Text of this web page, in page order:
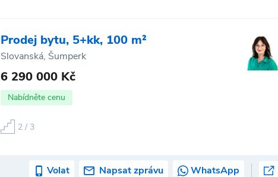
Prodej bytu, 5+kk, 100 m²
Slovanská, Šumperk
6 290 000 Kč
Nabídněte cenu
2 / 3
Volat Napsat zprávu WhatsApp